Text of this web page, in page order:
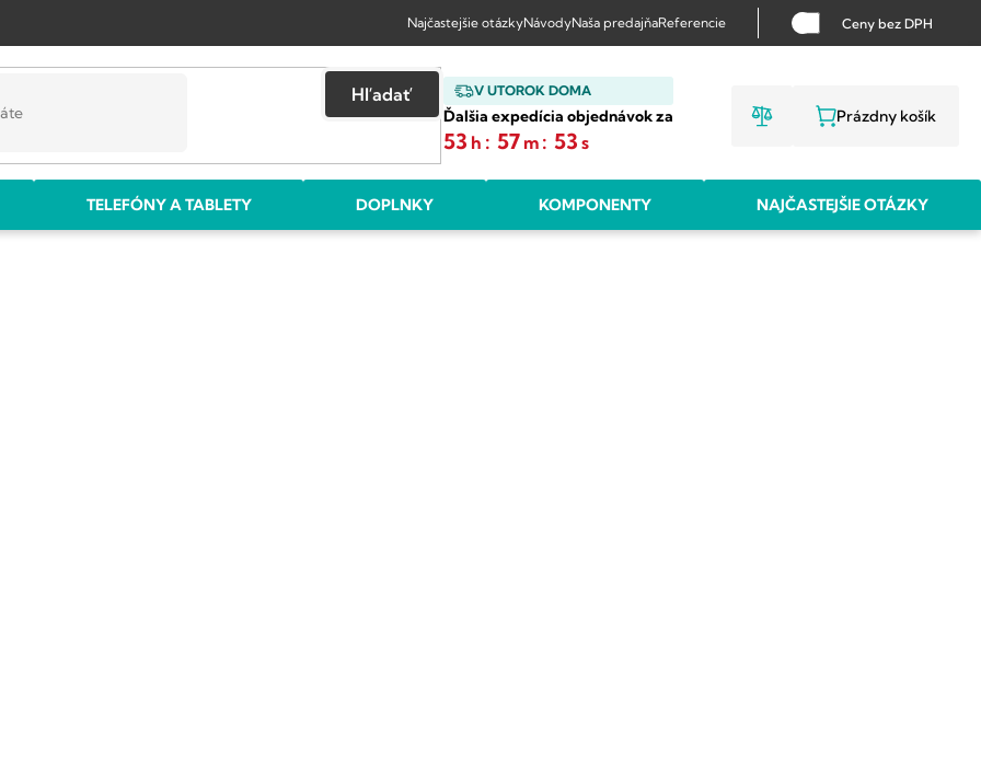
Najčastejšie otázkyNávodyNaša predajňaReferencie Ceny bez DPH
V UTOROK DOMA
Ďalšia expedícia objednávok za
53 h : 57 m : 53 s
Hľadať
NÁKUPNÝ
Prázdny košík
TELEFÓNY A TABLETY DOPLNKY KOMPONENTY NAJČASTEJŠIE OTÁZKY